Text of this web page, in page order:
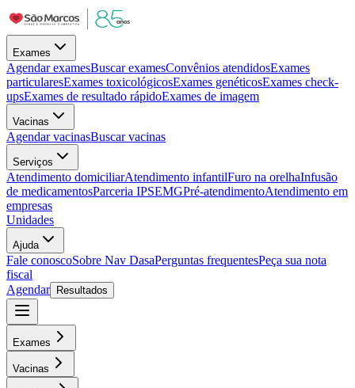
Exames
Agendar examesBuscar examesConvênios atendidosExames
particularesExames toxicológicosExames genéticosExames check-
upsExames de resultado rápidoExames de imagem
Vacinas
Agendar vacinasBuscar vacinas
Serviços
Atendimento domiciliarAtendimento infantilFuro na orelhaInfusão
de medicamentosParceria IPSEMGPré-atendimentoAtendimento em
empresas
Unidades
Ajuda
Fale conoscoSobre Nav DasaPerguntas frequentesPeça sua nota
fiscal
Agendar
Resultados
Exames
Vacinas